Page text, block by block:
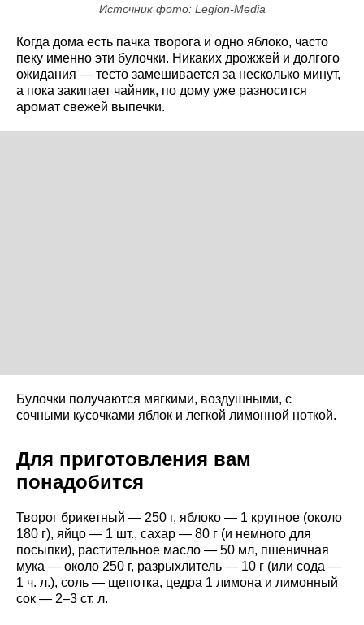
Источник фото: Legion-Media
Когда дома есть пачка творога и одно яблоко, часто
пеку именно эти булочки. Никаких дрожжей и долгого
ожидания — тесто замешивается за несколько минут,
а пока закипает чайник, по дому уже разносится
аромат свежей выпечки.
Булочки получаются мягкими, воздушными, с
сочными кусочками яблок и легкой лимонной ноткой.
Для приготовления вам
понадобится
Творог брикетный — 250 г, яблоко — 1 крупное (около
180 г), яйцо — 1 шт., сахар — 80 г (и немного для
посыпки), растительное масло — 50 мл, пшеничная
мука — около 250 г, разрыхлитель — 10 г (или сода —
1 ч. л.), соль — щепотка, цедра 1 лимона и лимонный
сок — 2–3 ст. л.